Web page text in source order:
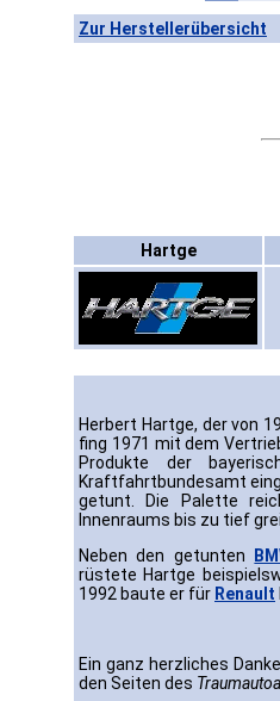
Zur Herstellerübersicht
Hartge
Herbert Hartge, der von
fing 1971 mit dem
Produkte der
Kraftfahrtbundesamt
getunt. Die Palette
Innenraums bis zu tief
Neben den getunten
rüstete Hartge
1992 baute er für Renault
Ein ganz herzliches
den Seiten des